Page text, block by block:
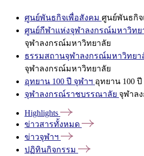
ศูนย์พันธกิจเพื่อสังคม ศูนย์พันธกิจ
ศูนย์กีฬาแห่งจุฬาลงกรณ์มหาวิทย
จุฬาลงกรณ์มหาวิทยาลัย
ธรรมสถานจุฬาลงกรณ์มหาวิทยา
จุฬาลงกรณ์มหาวิทยาลัย
อุทยาน 100 ปี จุฬาฯ อุทยาน 100 ปี
จุฬาลงกรณ์ราชบรรณาลัย จุฬาล
Highlights
ข่าวสารทั้งหมด
ข่าวจุฬาฯ
ปฏิทินกิจกรรม